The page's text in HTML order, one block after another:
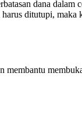
dana dalam
ditutupi, maka